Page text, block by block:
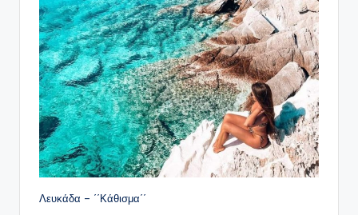
Λευκάδα – ΄΄Κάθισμα΄΄